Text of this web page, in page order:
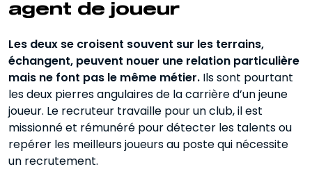
agent de joueur
Les deux se croisent souvent sur les terrains,
échangent, peuvent nouer une relation particulière
mais ne font pas le même métier. Ils sont pourtant
les deux pierres angulaires de la carrière d’un jeune
joueur. Le recruteur travaille pour un club, il est
missionné et rémunéré pour détecter les talents ou
repérer les meilleurs joueurs au poste qui nécessite
un recrutement.